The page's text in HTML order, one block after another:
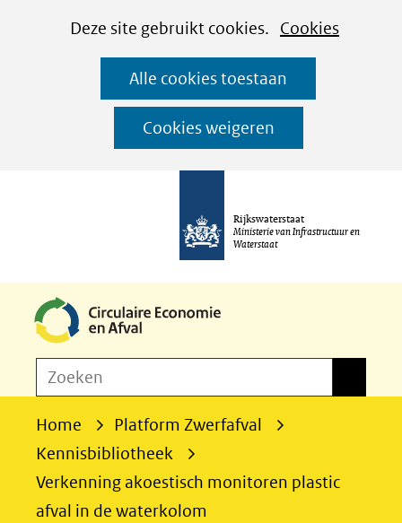
CookiesDeze site gebruikt cookies. Cookies
worden
toegestaan
geweigerd.
Alle cookies toestaan
Cookies weigeren
Ga
naar
de
inhoud
Rijkswaterstaat
Ministerie van Infrastructuur en
Waterstaat
o
Zoeken
Home
Platform Zwerfafval
Kennisbibliotheek
Verkenning akoestisch monitoren plastic
afval in de waterkolom